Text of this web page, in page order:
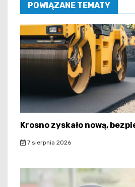
POWIĄZANE TEMATY
Krosno zyskało nową,
7 sierpnia 2026